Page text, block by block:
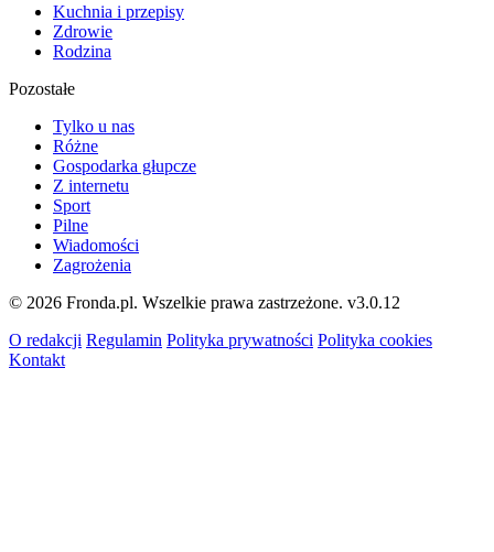
Kuchnia i przepisy
Zdrowie
Rodzina
Pozostałe
Tylko u nas
Różne
Gospodarka głupcze
Z internetu
Sport
Pilne
Wiadomości
Zagrożenia
© 2026 Fronda.pl. Wszelkie prawa zastrzeżone. v3.0.12
O redakcji Regulamin Polityka prywatności Polityka cookies
Kontakt